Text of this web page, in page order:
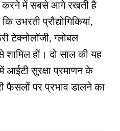
करने में सबसे आगे रखती है
उभरती प्रौद्योगिकियां,
टेक्नोलॉजी, ग्लोबल
शामिल हों। दो साल की यह
आईटी सुरक्षा प्रमाणन के
फैसलों पर प्रभाव डालने का